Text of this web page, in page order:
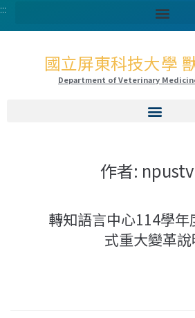
:::
國立屏東科技大學
Department of Veterinary
作者:
轉知語言中心114學年
式重大變革說